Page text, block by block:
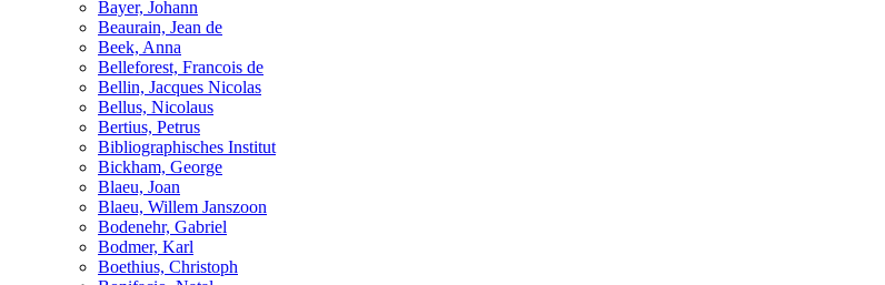
Bayer, Johann
Beaurain, Jean de
Beek, Anna
Belleforest, Francois de
Bellin, Jacques Nicolas
Bellus, Nicolaus
Bertius, Petrus
Bibliographisches Institut
Bickham, George
Blaeu, Joan
Blaeu, Willem Janszoon
Bodenehr, Gabriel
Bodmer, Karl
Boethius, Christoph